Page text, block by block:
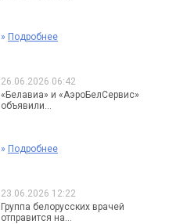
» Подробнее
26.06.2026 06:42
«Белавиа» и «АэроБелСервис»
объявили...
» Подробнее
23.06.2026 12:22
Группа белорусских врачей
отправится на...